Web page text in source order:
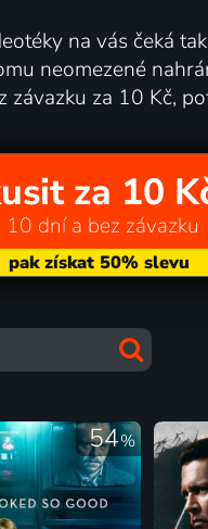
na vás čeká
neomezené
závazku za 10 Kč,
za 10
10 dní a bez závazku
54%